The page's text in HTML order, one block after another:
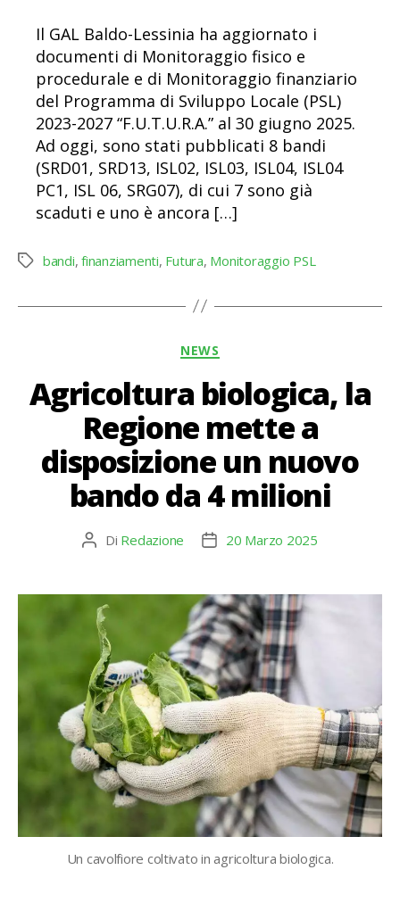
Il GAL Baldo-Lessinia ha aggiornato i
documenti di Monitoraggio fisico e
procedurale e di Monitoraggio finanziario
del Programma di Sviluppo Locale (PSL)
2023-2027 “F.U.T.U.R.A.” al 30 giugno 2025.
Ad oggi, sono stati pubblicati 8 bandi
(SRD01, SRD13, ISL02, ISL03, ISL04, ISL04
PC1, ISL 06, SRG07), di cui 7 sono già
scaduti e uno è ancora […]
Tag bandi,finanziamenti, Futura, Monitoraggio PSL
Categorie
NEWS
Agricoltura biologica, la
Regione mette a
disposizione un nuovo
bando da 4 milioni
Autore
Di Redazione
Data20 Marzo 2025
Un cavolfiore coltivato in agricoltura biologica.